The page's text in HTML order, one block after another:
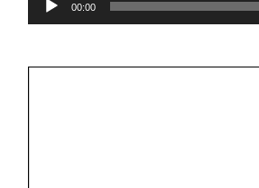
声
レ
00:00